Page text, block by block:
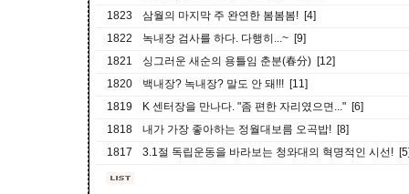
1823
삼월의 마지막 주 완연한 봄봄봄! [4]
1822
녹내장 검사를 하다. 다행히...~ [9]
1821
싱그러운 새순의 용틀임 춘분(春分) [12]
1820
백내장? 녹내장? 말도 안 돼!!! [11]
1819
K 센터장을 만나다. "좀 편한 자리였으면..." [6]
1818
내가 가장 좋아하는 정월대보름 오곡밥! [8]
1817
3.1절 독립운동을 바라보는 청와대의 혁명적인 시선!